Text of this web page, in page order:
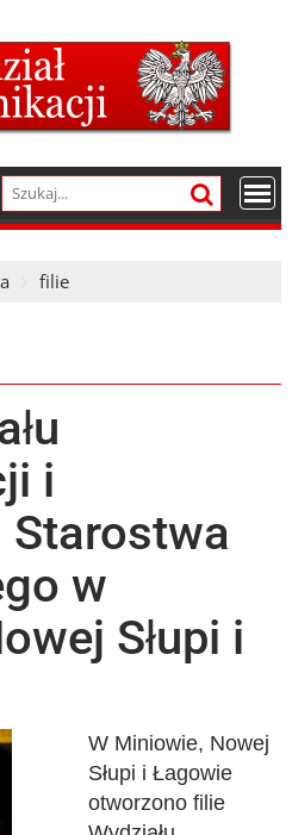
filie
i
w
Słupi i
W Miniowie, Nowej
Słupi i Łagowie
otworzono filie